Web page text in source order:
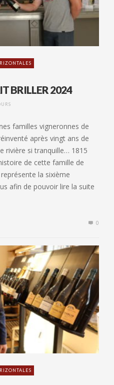
BRILLER 2024
familles vigneronnes de
après vingt ans de
rivière si tranquille… 1815
de cette famille de
la sixième
afin de pouvoir lire la suite
0